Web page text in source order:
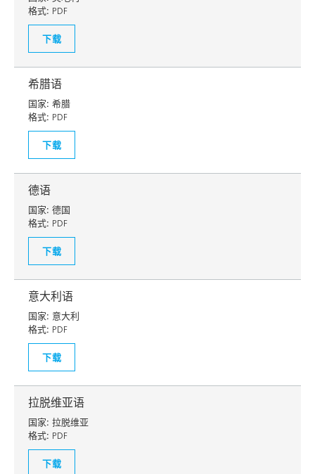
格式: PDF
下载
希腊语
国家: 希腊
格式: PDF
下载
德语
国家: 德国
格式: PDF
下载
意大利语
国家: 意大利
格式: PDF
下载
拉脱维亚语
国家: 拉脱维亚
格式: PDF
下载